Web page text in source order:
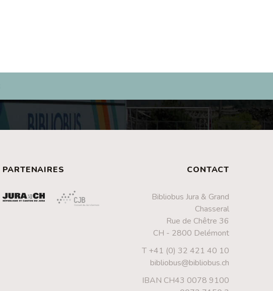
PARTENAIRES CONTACT
Bibliobus Jura & Grand
Chasseral
Rue de Chêtre 36
CH - 2800 Delémont
T +41 (0) 32 421 40 10
bibliobus@bibliobus.ch
IBAN CH43 0078 9100